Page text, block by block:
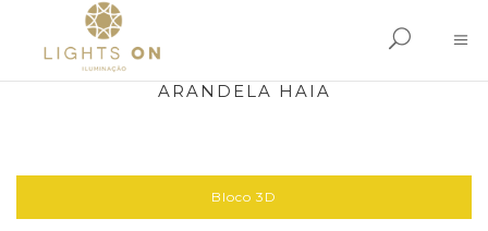
ARANDELA HAIA
Bloco 3D